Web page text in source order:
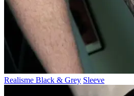
Realisme Black & Grey Sleeve